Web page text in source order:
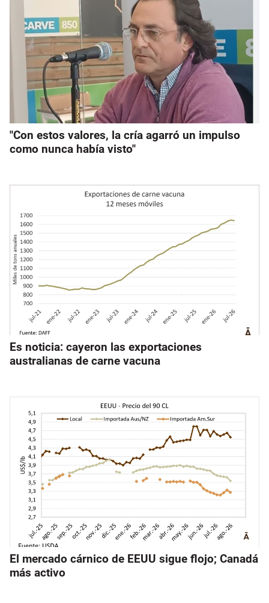
"Con estos valores, la cría agarró un impulso
como nunca había visto"
Es noticia: cayeron las exportaciones
australianas de carne vacuna
El mercado cárnico de EEUU sigue flojo; Canadá
más activo